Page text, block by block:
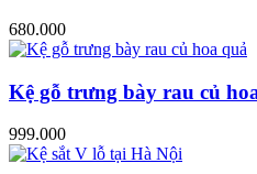
680.000
Kệ gỗ trưng bày rau củ
999.000